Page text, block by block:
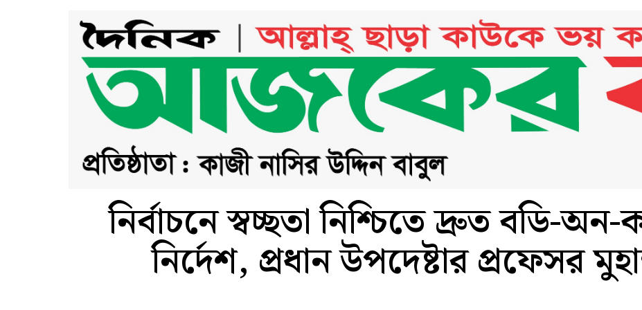
নির্বাচনে স্বচ্ছতা নিশ্চিতে দ্রুত বডি-অন-
নির্দেশ, প্রধান উপদেষ্টার প্রফেসর